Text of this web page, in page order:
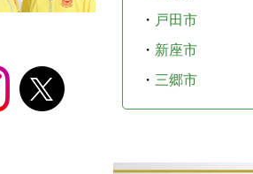
・ 戸田市
・ 新座市
・ 三郷市